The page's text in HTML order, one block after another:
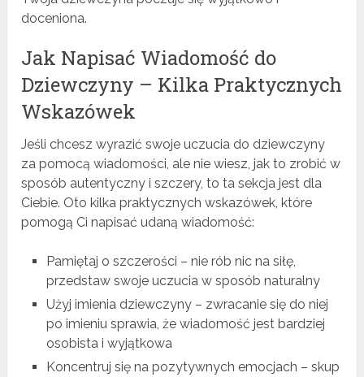
doceniona.
Jak Napisać Wiadomość do
Dziewczyny – Kilka Praktycznych
Wskazówek
Jeśli chcesz wyrazić swoje uczucia do dziewczyny
za pomocą wiadomości, ale nie wiesz, jak to zrobić w
sposób autentyczny i szczery, to ta sekcja jest dla
Ciebie. Oto kilka praktycznych wskazówek, które
pomogą Ci napisać udaną wiadomość:
Pamiętaj o szczerości – nie rób nic na siłę,
przedstaw swoje uczucia w sposób naturalny
Użyj imienia dziewczyny – zwracanie się do niej
po imieniu sprawia, że wiadomość jest bardziej
osobista i wyjątkowa
Koncentruj się na pozytywnych emocjach – skup